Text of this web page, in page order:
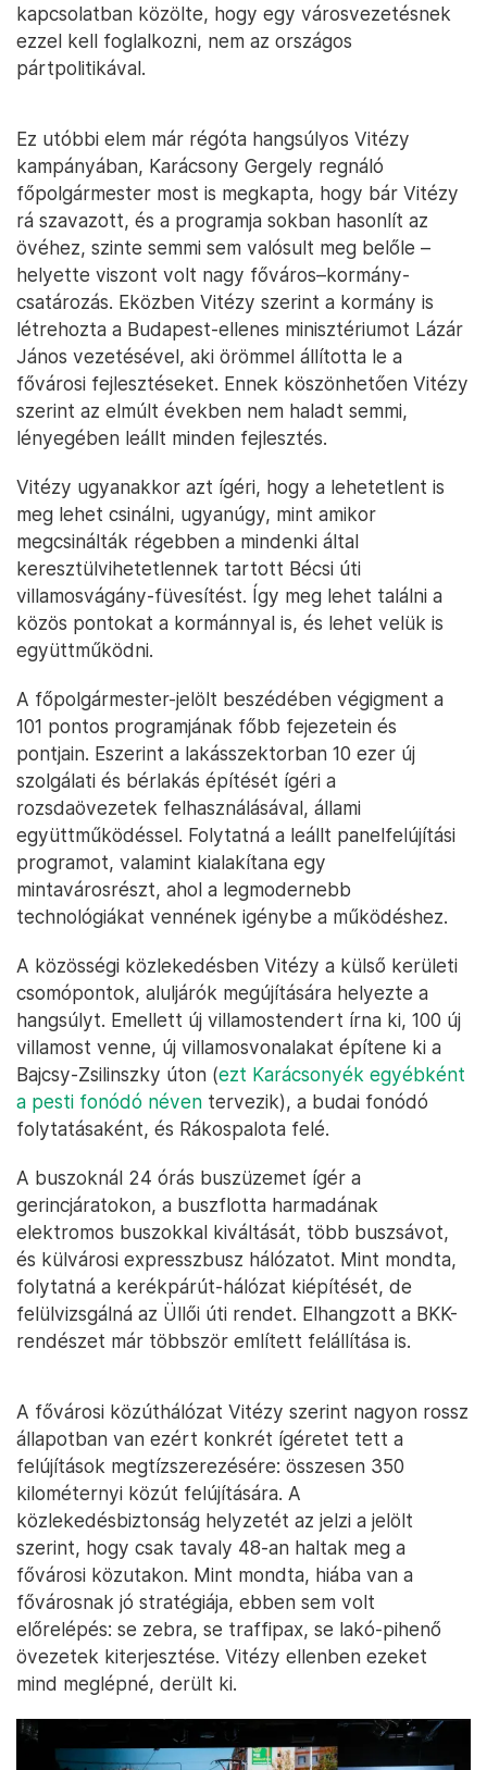
kapcsolatban közölte, hogy egy városvezetésnek
ezzel kell foglalkozni, nem az országos
pártpolitikával.
Ez utóbbi elem már régóta hangsúlyos Vitézy
kampányában, Karácsony Gergely regnáló
főpolgármester most is megkapta, hogy bár Vitézy
rá szavazott, és a programja sokban hasonlít az
övéhez, szinte semmi sem valósult meg belőle –
helyette viszont volt nagy főváros–kormány-
csatározás. Eközben Vitézy szerint a kormány is
létrehozta a Budapest-ellenes minisztériumot Lázár
János vezetésével, aki örömmel állította le a
fővárosi fejlesztéseket. Ennek köszönhetően Vitézy
szerint az elmúlt években nem haladt semmi,
lényegében leállt minden fejlesztés.
Vitézy ugyanakkor azt ígéri, hogy a lehetetlent is
meg lehet csinálni, ugyanúgy, mint amikor
megcsinálták régebben a mindenki által
keresztülvihetetlennek tartott Bécsi úti
villamosvágány-füvesítést. Így meg lehet találni a
közös pontokat a kormánnyal is, és lehet velük is
együttműködni.
A főpolgármester-jelölt beszédében végigment a
101 pontos programjának főbb fejezetein és
pontjain. Eszerint a lakásszektorban 10 ezer új
szolgálati és bérlakás építését ígéri a
rozsdaövezetek felhasználásával, állami
együttműködéssel. Folytatná a leállt panelfelújítási
programot, valamint kialakítana egy
mintavárosrészt, ahol a legmodernebb
technológiákat vennének igénybe a működéshez.
A közösségi közlekedésben Vitézy a külső kerületi
csomópontok, aluljárók megújítására helyezte a
hangsúlyt. Emellett új villamostendert írna ki, 100 új
villamost venne, új villamosvonalakat építene ki a
Bajcsy-Zsilinszky úton (ezt Karácsonyék egyébként
a pesti fonódó néven tervezik), a budai fonódó
folytatásaként, és Rákospalota felé.
A buszoknál 24 órás buszüzemet ígér a
gerincjáratokon, a buszflotta harmadának
elektromos buszokkal kiváltását, több buszsávot,
és külvárosi expresszbusz hálózatot. Mint mondta,
folytatná a kerékpárút-hálózat kiépítését, de
felülvizsgálná az Üllői úti rendet. Elhangzott a BKK-
rendészet már többször említett felállítása is.
A fővárosi közúthálózat Vitézy szerint nagyon rossz
állapotban van ezért konkrét ígéretet tett a
felújítások megtízszerezésére: összesen 350
kilométernyi közút felújítására. A
közlekedésbiztonság helyzetét az jelzi a jelölt
szerint, hogy csak tavaly 48-an haltak meg a
fővárosi közutakon. Mint mondta, hiába van a
fővárosnak jó stratégiája, ebben sem volt
előrelépés: se zebra, se traffipax, se lakó-pihenő
övezetek kiterjesztése. Vitézy ellenben ezeket
mind meglépné, derült ki.